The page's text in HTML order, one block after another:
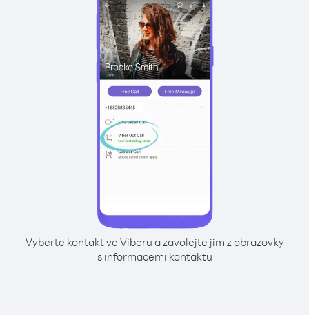
Vyberte kontakt ve Viberu a zavolejte jim z obrazovky
s informacemi kontaktu